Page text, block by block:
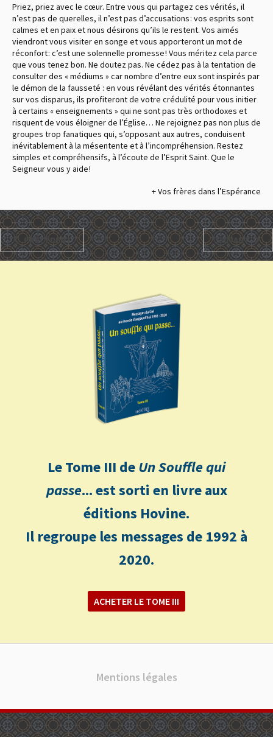
Priez, priez avec le cœur. Entre vous qui partagez ces vérités, il
n’est pas de querelles, il n’est pas d’accusations : vos esprits sont
calmes et en paix et nous désirons qu’ils le restent. Vos aimés
viendront vous visiter en songe et vous apporteront un mot de
réconfort : c’est une solennelle promesse ! Vous méritez cela parce
que vous tenez bon. Ne doutez pas. Ne cédez pas à la tentation de
consulter des « médiums » car nombre d’entre eux sont inspirés par
le démon de la fausseté : en vous révélant des vérités étonnantes
sur vos disparus, ils profiteront de votre crédulité pour vous initier
à certains « enseignements » qui ne sont pas très orthodoxes et
risquent de vous éloigner de l’Église… Ne rejoignez pas non plus de
groupes trop fanatiques qui, s’opposant aux autres, conduisent
inévitablement à la mésentente et à l’incompréhension. Restez
simples et compréhensifs, à l’écoute de l’Esprit Saint. Que le
Seigneur vous y aide !
+ Vos frères dans l’Espérance
PRÉCÉDENT SUIVANT
Le Tome III deUn Souffle qui
passe... est sorti en livre aux
éditions Hovine.
Il regroupe les messages de 1992 à
2020.
ACHETER LE TOME III
Mentions légales